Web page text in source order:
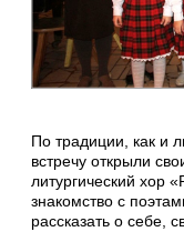
По традиции, как и
встречу открыли
литургический хор
знакомство с
рассказать о себе,